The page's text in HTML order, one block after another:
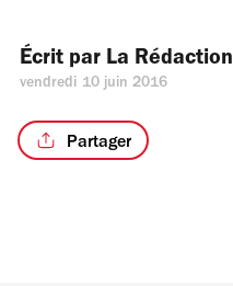
Écrit par La Rédaction
vendredi 10 juin 2016
Partager